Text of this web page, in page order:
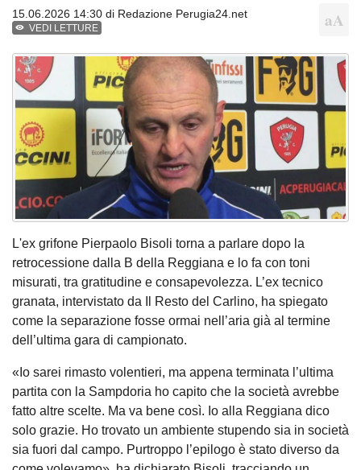
15.06.2026 14:30 di Redazione Perugia24.net
VEDI LETTURE
L'ex grifone Pierpaolo Bisoli torna a parlare dopo la
retrocessione dalla B della Reggiana e lo fa con toni
misurati, tra gratitudine e consapevolezza. L’ex tecnico
granata, intervistato da Il Resto del Carlino, ha spiegato
come la separazione fosse ormai nell’aria già al termine
dell’ultima gara di campionato.
«Io sarei rimasto volentieri, ma appena terminata l’ultima
partita con la Sampdoria ho capito che la società avrebbe
fatto altre scelte. Ma va bene così. Io alla Reggiana dico
solo grazie. Ho trovato un ambiente stupendo sia in società
sia fuori dal campo. Purtroppo l’epilogo è stato diverso da